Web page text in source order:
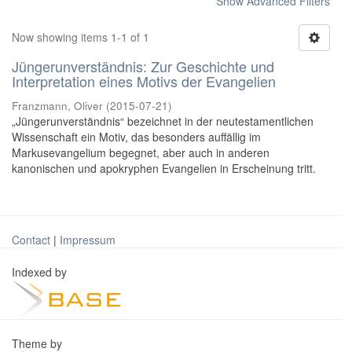
Now showing items 1-1 of 1
Jüngerunverständnis: Zur Geschichte und
Interpretation eines Motivs der Evangelien
Franzmann, Oliver (2015-07-21)
„Jüngerunverständnis“ bezeichnet in der neutestamentlichen
Wissenschaft ein Motiv, das besonders auffällig im
Markusevangelium begegnet, aber auch in anderen
kanonischen und apokryphen Evangelien in Erscheinung tritt.
Contact | Impressum
Indexed by
Theme by